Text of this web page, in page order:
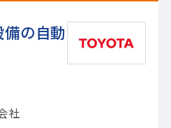
の自動
社